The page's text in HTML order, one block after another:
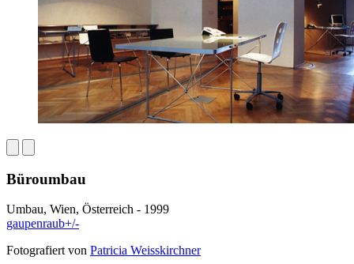
Büroumbau
Umbau, Wien, Österreich - 1999
gaupenraub+/-
Fotografiert von Patricia Weisskirchner